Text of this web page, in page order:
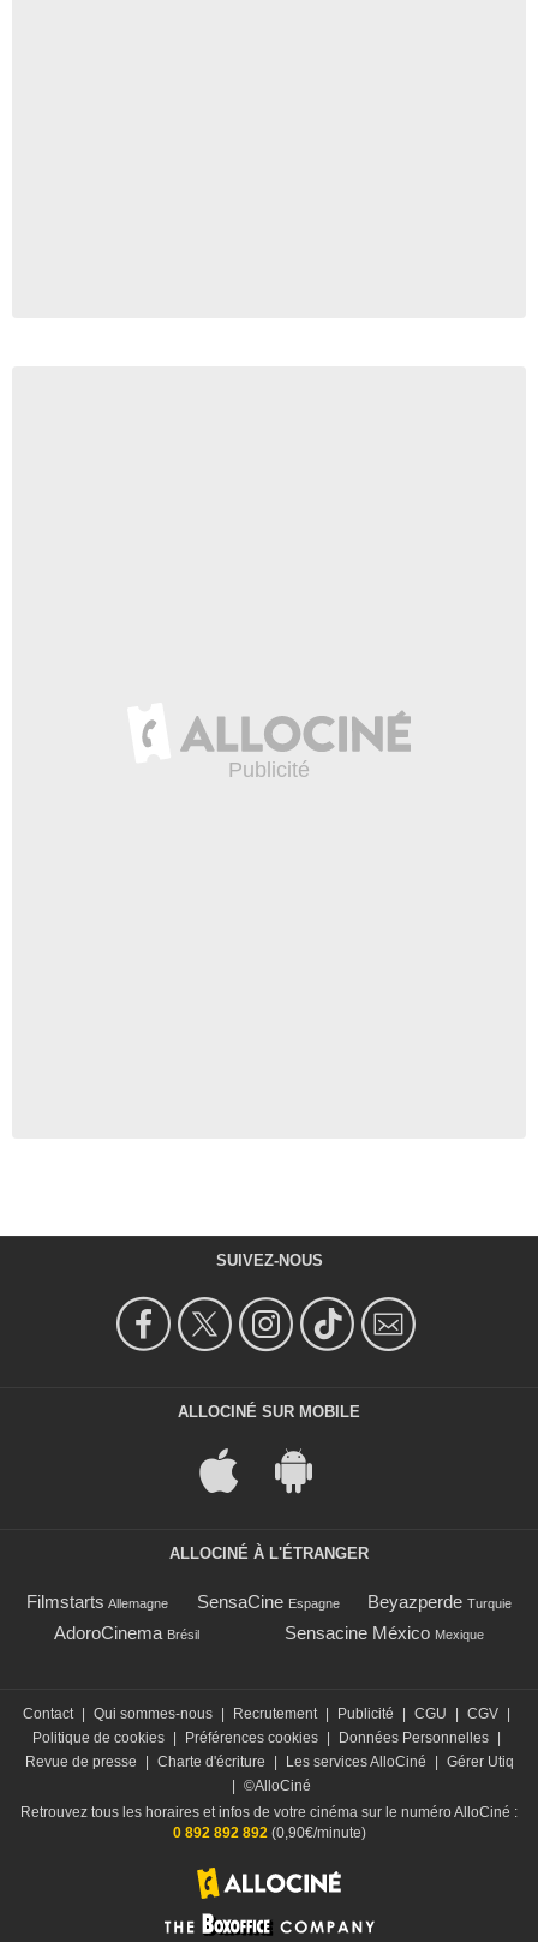
SUIVEZ-NOUS
ALLOCINÉ SUR MOBILE
ALLOCINÉ À L'ÉTRANGER
Filmstarts Allemagne SensaCine Espagne Beyazperde Turquie
AdoroCinema Brésil Sensacine México Mexique
Contact Qui sommes-nous Recrutement Publicité CGU CGV
Politique de cookies
Préférences cookies Données Personnelles
Revue de presse
Charte d'écriture Les services AlloCiné
Gérer Utiq
©AlloCiné
Retrouvez tous les horaires et infos de votre cinéma sur le numéro AlloCiné :
0 892 892 892(0,90€/minute)